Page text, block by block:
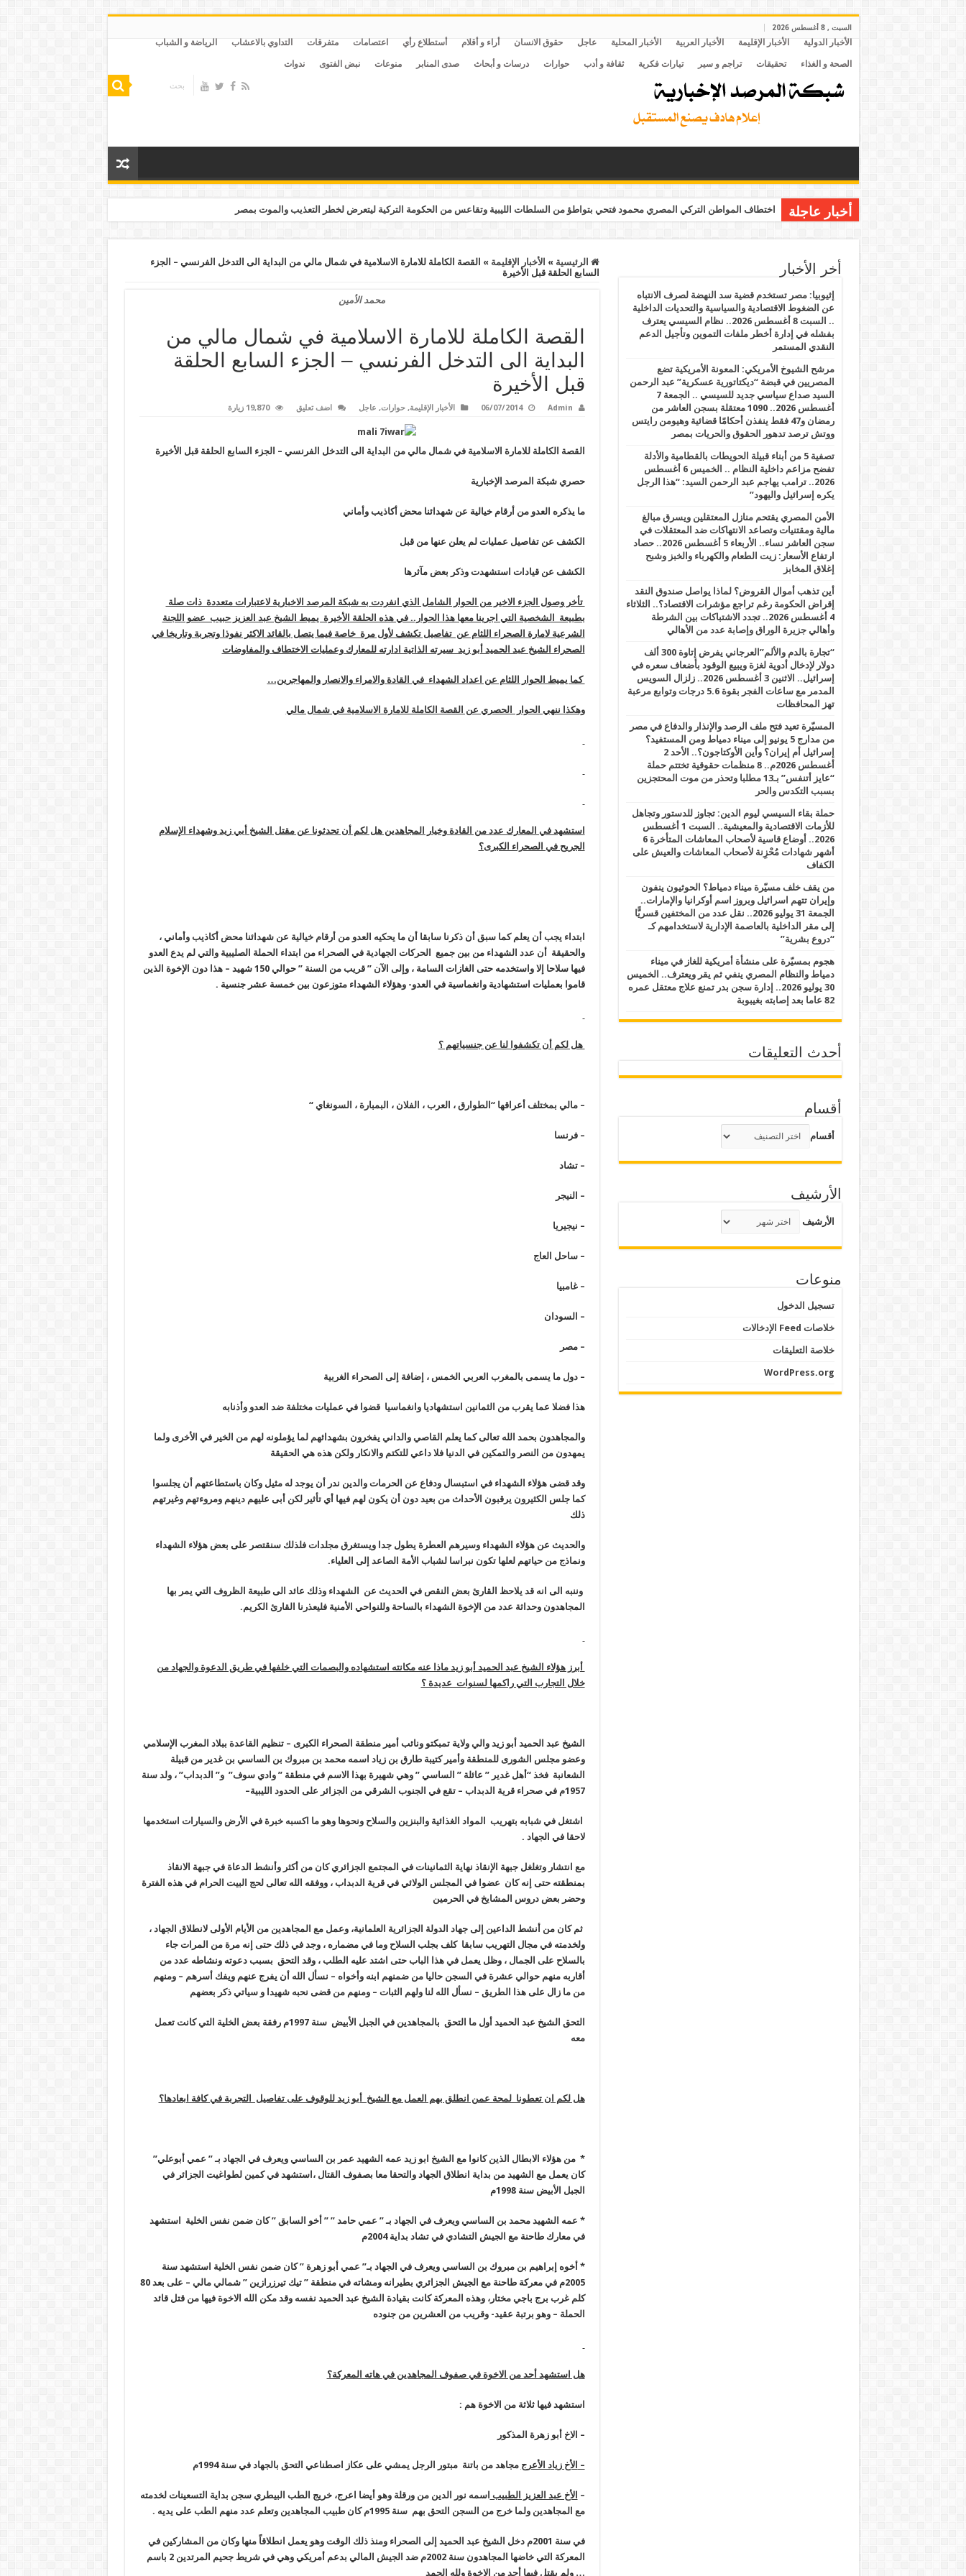
السبت , 8 أغسطس 2026
الأخبار الدولية الأخبار الإقليمة الأخبار العربية الأخبار المحلية عاجل حقوق الانسان أراء و أقلام أستطلاع رأي اعتصامات متفرقات التداوي بالاعشاب الرياضة و الشباب
الصحة و الغذاء تحقيقات تراجم و سير تيارات فكرية ثقافة و أدب حوارات درسات و أبحاث صدى المنابر منوعات نبض الفتوى ندوات
أخبار عاجلة اختطاف المواطن التركي المصري محمود فتحي بتواطؤ من السلطات الليبية وتقاعس من الحكومة التركية ليتعرض لخطر التعذيب والموت بمصر
الرئيسية » الأخبار الإقليمة » القصة الكاملة للامارة الاسلامية في شمال مالي من البداية الى التدخل الفرنسي – الجزء
السابع الحلقة قبل الأخيرة
محمد الأمين
القصة الكاملة للامارة الاسلامية في شمال مالي من
البداية الى التدخل الفرنسي – الجزء السابع الحلقة
قبل الأخيرة
Admin
06/07/2014 الأخبار الإقليمة,حوارات, عاجل اضف تعليق 19,870 زيارة
القصة الكاملة للامارة الاسلامية في شمال مالي من البداية الى التدخل الفرنسي – الجزء السابع الحلقة قبل الأخيرة
حصري شبكة المرصد الإخبارية
ما يذكره العدو من أرقام خيالية عن شهدائنا محض أكاذيب وأماني
الكشف عن تفاصيل عمليات لم يعلن عنها من قبل
الكشف عن قيادات استشهدت وذكر بعض مآثرها
تأخر وصول الجزء الاخير من الحوار الشامل الذي انفردت به شبكة المرصد الاخبارية لاعتبارات متعددة ذات صلة
بطبيعة الشخصية التي اجرينا معها هذا الحوار.. في هذه الحلقة الأخيرة يميط الشيخ عبد العزيز حبيب عضو اللجنة
الشرعية لامارة الصحراء اللثام عن تفاصيل تكشف لأول مرة خاصة فيما يتصل بالقائد الاكثر نفوذا وتجربة وتاريخا في
الصحراء الشيخ عبد الحميد أبو زيد سيرته الذاتية ادارته للمعارك وعمليات الاختطاف والمفاوضات
كما يميط الحوار اللثام عن اعداد الشهداء في القادة والامراء والانصار والمهاجرين…
وهكذا ننهي الحوار الحصري عن القصة الكاملة للامارة الاسلامية في شمال مالي
استشهد في المعارك عدد من القادة وخيار المجاهدين هل لكم أن تحدثونا عن مقتل الشيخ أبي زيد وشهداء الإسلام
الجريح في الصحراء الكبرى؟
ابتداء يجب أن يعلم كما سبق أن ذكرنا سابقا أن ما يحكيه العدو من أرقام خيالية عن شهدائنا محض أكاذيب وأماني ،
والحقيقة أن عدد الشهداء من بين جميع الحركات الجهادية في الصحراء من ابتداء الحملة الصليبية والتي لم يدع العدو
فيها سلاحا إلا واستخدمه حتى الغازات السامة ، وإلى الآن ” قريب من السنة ” حوالي 150 شهيد – هذا دون الإخوة الذين
قاموا بعمليات استشهادية وانغماسية في العدو- وهؤلاء الشهداء متوزعون بين خمسة عشر جنسية .
هل لكم أن تكشفوا لنا عن جنسياتهم ؟
–مالي بمختلف أعراقها “الطوارق ، العرب ، الفلان ، البمبارة ، السونغاي “
–فرنسا
–تشاد
– النيجر
– نيجيريا
–ساحل العاج
–غامبيا
– السودان
–مصر
–دول ما يسمى بالمغرب العربي الخمس ، إضافة إلى الصحراء الغربية
هذا فضلا عما يقرب من الثمانين استشهاديا وانغماسيا قضوا في عمليات مختلفة ضد العدو وأذنابه
والمجاهدون بحمد الله تعالى كما يعلم القاصي والداني يفخرون بشهدائهم لما يؤملونه لهم من الخير في الأخرى ولما
يمهدون من النصر والتمكين في الدنيا فلا داعي للتكتم والانكار ولكن هذه هي الحقيقة
وقد قضى هؤلاء الشهداء في استبسال ودفاع عن الحرمات والدين ندر أن يوجد له مثيل وكان باستطاعتهم أن يجلسوا
كما جلس الكثيرون يرقبون الأحداث من بعيد دون أن يكون لهم فيها أي تأثير لكن أبى عليهم دينهم ومروءتهم وغيرتهم
ذلك
والحديث عن هؤلاء الشهداء وسيرهم العطرة يطول جدا ويستغرق مجلدات فلذلك سنقتصر على بعض هؤلاء الشهداء
ونماذج من حياتهم لعلها تكون نبراسا لشباب الأمة الصاعد إلى العلياء.
وننبه الى انه قد يلاحظ القارئ بعض النقص في الحديث عن الشهداء وذلك عائد الى طبيعة الظروف التي يمر بها
المجاهدون وحداثة عدد من الإخوة الشهداء بالساحة وللنواحي الأمنية فليعذرنا القارئ الكريم.
أبرز هؤلاء الشيخ عبد الحميد أبو زيد ماذا عنه مكانته استشهاده والبصمات التي خلفها في طريق الدعوة والجهاد من
خلال التجارب التي راكمها لسنوات عديدة ؟
الشيخ عبد الحميد أبو زيد والي ولاية تمبكتو ونائب أمير منطقة الصحراء الكبرى – تنظيم القاعدة ببلاد المغرب الإسلامي
وعضو مجلس الشورى للمنطقة وأمير كتيبة طارق بن زياد اسمه محمد بن مبروك بن الساسي بن غدير من قبيلة
الشعانبة فخذ “أهل غدير ” عائلة ” الساسي ” وهي شهيرة بهذا الاسم في منطقة ” وادي سوف” و” الدبداب” ، ولد سنة
1957م في صحراء قرية الدبداب – تقع في الجنوب الشرقي من الجزائر على الحدود الليبية
–
اشتغل في شبابه بتهريب المواد الغذائية والبنزين والسلاح ونحوها وهو ما اكسبه خبرة في الأرض والسيارات استخدمها
لاحقا في الجهاد .
مع انتشار وتغلغل جبهة الإنقاذ نهاية الثمانينات في المجتمع الجزائري كان من أكثر وأنشط الدعاة في جبهة الانقاذ
بمنطقته حتى إنه كان عضوا في المجلس الولائي في قرية الدبداب ، ووفقه الله تعالى لحج البيت الحرام في هذه الفترة
وحضر بعض دروس المشايخ في الحرمين
ثم كان من أنشط الداعين إلى جهاد الدولة الجزائرية العلمانية، وعمل مع المجاهدين من الأيام الأولى لانطلاق الجهاد ،
ولخدمته في مجال التهريب سابقا كلف بجلب السلاح وما في مضماره ، وجد في ذلك حتى إنه مرة من المرات جاء
بالسلاح على الجمال ، وظل يعمل في هذا الباب حتى اشتد عليه الطلب ، وقد التحق بسبب دعوته ونشاطه عدد من
أقاربه منهم حوالي عشرة في السجن حاليا من ضمنهم ابنه وأخواه – نسأل الله أن يفرج عنهم ويفك أسرهم – ومنهم
من ما زال على هذا الطريق – نسأل الله لنا ولهم الثبات – ومنهم من قضى نحبه شهيدا و سياتي ذكر بعضهم
التحق الشيخ عبد الحميد أول ما التحق بالمجاهدين في الجبل الأبيض سنة 1997م رفقة بعض الخلية التي كانت تعمل
معه
هل لكم ان تعطونا لمحة عمن انطلق بهم العمل مع الشيخ أبو زيد للوقوف على تفاصيل التجربة في كافة ابعادها؟
* من هؤلاء الابطال الذين كانوا مع الشيخ ابو زيد عمه الشهيد عمر بن الساسي ويعرف في الجهاد بـ ” عمي أبوعلي”
كان يعمل مع الشهيد من بداية انطلاق الجهاد والتحقا معا بصفوف القتال ،استشهد في كمين لطواغيت الجزائر في
الجبل الأبيض سنة 1998م
* عمه الشهيد محمد بن الساسي ويعرف في الجهاد بـ ” عمي حامد ” ” أخو السابق ” كان ضمن نفس الخلية استشهد
في معارك طاحنة مع الجيش التشادي في تشاد بداية 2004م
* أخوه إبراهيم بن مبروك بن الساسي ويعرف في الجهاد بـ” عمي أبو زهرة ” كان ضمن نفس الخلية استشهد سنة
2005م في معركة طاحنة مع الجيش الجزائري بطيرانه ومشاته في منطقة ” تيك تيرزرازين ” شمالي مالي – على بعد 80
كلم غرب برج باجي مختار، وهذه المعركة كانت بقيادة الشيخ عبد الحميد نفسه وقد مكن الله الاخوة فيها من قتل قائد
الحملة – وهو برتبة عقيد- وقريب من العشرين من جنوده
هل استشهد أحد من الاخوة في صفوف المجاهدين في هاته المعركة؟
استشهد فيها ثلاثة من الاخوة هم :
– الاخ أبو زهرة المذكور
– الأخ زياد الأعرج مجاهد من باتنة مبتور الرجل يمشي على عكاز اصطناعي التحق بالجهاد في سنة 1994م
– الأخ عبد العزيز الطبيب اسمه نور الدين من ورقلة وهو أيضا اعرج، خريج الطب البيطري سجن بداية التسعينات لخدمته
مع المجاهدين ولما خرج من السجن التحق بهم سنة 1995م كان طبيب المجاهدين وتعلم عدد منهم الطب على يديه .
في سنة 2001م دخل الشيخ عبد الحميد إلى الصحراء ومنذ ذلك الوقت وهو يعمل انطلاقاً منها وكان من المشاركين في
المعركة التي خاضها المجاهدون سنة 2002م ضد الجيش المالي بدعم أمريكي وهي في شريط جحيم المرتدين 2 باسم
… ولم يقتل فيها أحد من الاخوة ولله الحمد
أخر الأخبار
إثيوبيا: مصر تستخدم قضية سد النهضة لصرف الانتباه
عن الضغوط الاقتصادية والسياسية والتحديات الداخلية
.. السبت 8 أغسطس 2026.. نظام السيسي يعترف
بفشله في إدارة أخطر ملفات التموين وتأجيل الدعم
النقدي المستمر
مرشح الشيوخ الأمريكي: المعونة الأمريكية تضع
المصريين في قبضة “ديكتاتورية عسكرية” عبد الرحمن
السيد صداع سياسي جديد للسيسي .. الجمعة 7
أغسطس 2026.. 1090 معتقلة بسجن العاشر من
رمضان و47 فقط ينفذن أحكامًا قضائية وهيومن رايتس
ووتش ترصد تدهور الحقوق والحريات بمصر
تصفية 5 من أبناء قبيلة الحويطات بالقطامية والأدلة
تفضح مزاعم داخلية النظام .. الخميس 6 أغسطس
2026.. ترامب يهاجم عبد الرحمن السيد: “هذا الرجل
يكره إسرائيل واليهود”
الأمن المصري يقتحم منازل المعتقلين ويسرق مبالغ
مالية ومقتنيات وتصاعد الانتهاكات ضد المعتقلات في
سجن العاشر نساء.. الأربعاء 5 أغسطس 2026.. حصاد
ارتفاع الأسعار: زيت الطعام والكهرباء والخبز وشبح
إغلاق المخابز
أين تذهب أموال القروض؟ لماذا يواصل صندوق النقد
إقراض الحكومة رغم تراجع مؤشرات الاقتصاد؟.. الثلاثاء
4 أغسطس 2026.. تجدد الاشتباكات بين الشرطة
وأهالي جزيرة الوراق وإصابة عدد من الأهالي
“تجارة بالدم والألم”العرجاني يفرض إتاوة 300 ألف
دولار لإدخال أدوية لغزة ويبيع الوقود بأضعاف سعره في
إسرائيل.. الاثنين 3 أغسطس 2026.. زلزال السويس
المدمر مع ساعات الفجر بقوة 5.6 درجات وتوابع مرعبة
تهز المحافظات
المسيّرة تعيد فتح ملف الرصد والإنذار والدفاع في مصر
من مدارج 5 يونيو إلى ميناء دمياط ومن المستفيد؟
إسرائيل أم إيران؟ وأين الأوكتاجون؟.. الأحد 2
أغسطس 2026م.. 8 منظمات حقوقية تختتم حملة
“عايز أتنفس” بـ13 مطلبا وتحذر من موت المحتجزين
بسبب التكدس والحر
حملة بقاء السيسي ليوم الدين: تجاوز للدستور وتجاهل
للأزمات الاقتصادية والمعيشية.. السبت 1 أغسطس
2026.. أوضاع قاسية لأصحاب المعاشات المتأخرة 6
أشهر شهادات مُحْزِنة لأصحاب المعاشات والعيش على
الكفاف
من يقف خلف مسيّرة ميناء دمياط؟ الحوثيون ينفون
وإيران تتهم اسرائيل وبروز اسم أوكرانيا والإمارات..
الجمعة 31 يوليو 2026.. نقل عدد من المختفين قسريًّا
إلى مقر الداخلية بالعاصمة الإدارية لاستخدامهم كـ
“دروع بشرية”
هجوم بمسيّرة على منشأة أمريكية للغاز في ميناء
دمياط والنظام المصري ينفي ثم يقر ويعترف.. الخميس
30 يوليو 2026.. إدارة سجن بدر تمنع علاج معتقل عمره
82 عاما بعد إصابته بغيبوبة
أحدث التعليقات
أقسام
أقسام
الأرشيف
الأرشيف
منوعات
تسجيل الدخول
خلاصات Feed الإدخالات
خلاصة التعليقات
WordPress.org